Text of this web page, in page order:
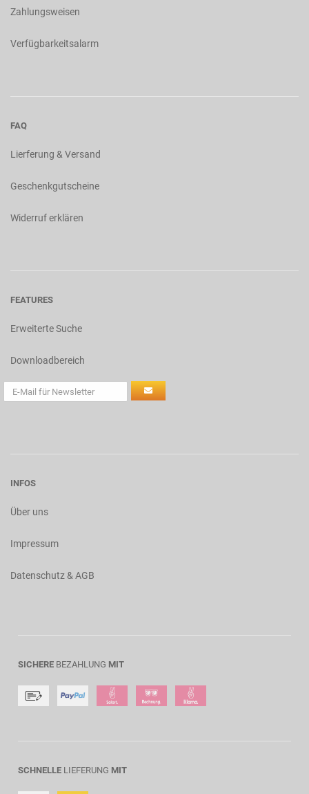
Zahlungsweisen
Verfügbarkeitsalarm
FAQ
Lierferung & Versand
Geschenkgutscheine
Widerruf erklären
FEATURES
Erweiterte Suche
Downloadbereich
INFOS
Über uns
Impressum
Datenschutz & AGB
SICHERE BEZAHLUNG MIT
SCHNELLE LIEFERUNG MIT